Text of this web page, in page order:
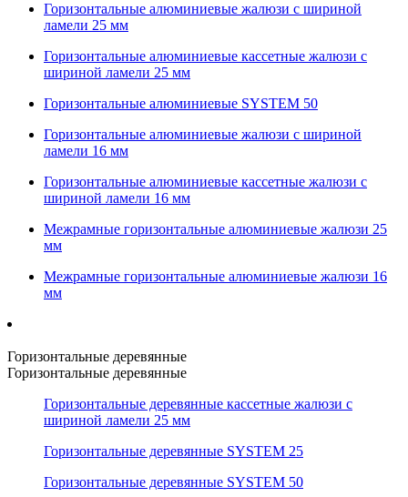
Горизонтальные алюминиевые жалюзи с шириной
ламели 25 мм
Горизонтальные алюминиевые кассетные жалюзи с
шириной ламели 25 мм
Горизонтальные алюминиевые SYSTEM 50
Горизонтальные алюминиевые жалюзи с шириной
ламели 16 мм
Горизонтальные алюминиевые кассетные жалюзи с
шириной ламели 16 мм
Межрамные горизонтальные алюминиевые жалюзи 25
мм
Межрамные горизонтальные алюминиевые жалюзи 16
мм
Горизонтальные деревянные
Горизонтальные деревянные
Горизонтальные деревянные кассетные жалюзи с
шириной ламели 25 мм
Горизонтальные деревянные SYSTEM 25
Горизонтальные деревянные SYSTEM 50